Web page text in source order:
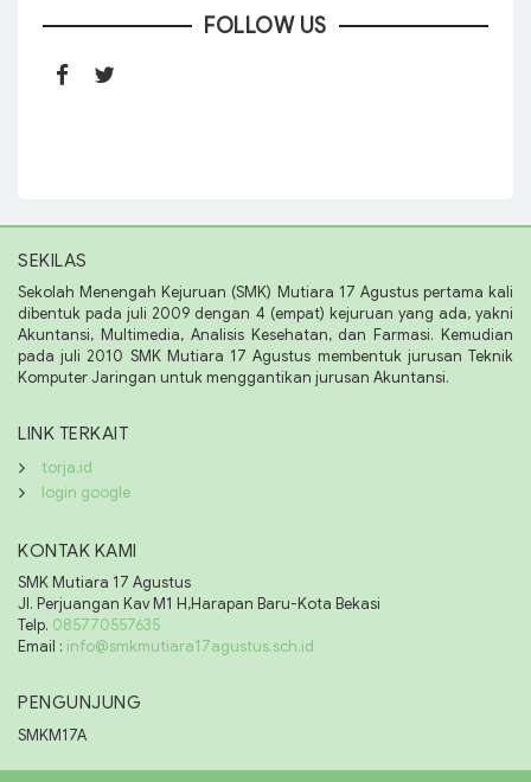
FOLLOW US
SEKILAS
Sekolah Menengah Kejuruan (SMK) Mutiara 17 Agustus pertama kali
dibentuk pada juli 2009 dengan 4 (empat) kejuruan yang ada, yakni
Akuntansi, Multimedia, Analisis Kesehatan, dan Farmasi. Kemudian
pada juli 2010 SMK Mutiara 17 Agustus membentuk jurusan Teknik
Komputer Jaringan untuk menggantikan jurusan Akuntansi.
LINK TERKAIT
torja.id
login google
KONTAK KAMI
SMK Mutiara 17 Agustus
Jl. Perjuangan Kav M1 H,Harapan Baru-Kota Bekasi
Telp. 085770557635
Email : info@smkmutiara17agustus.sch.id
PENGUNJUNG
SMKM17A